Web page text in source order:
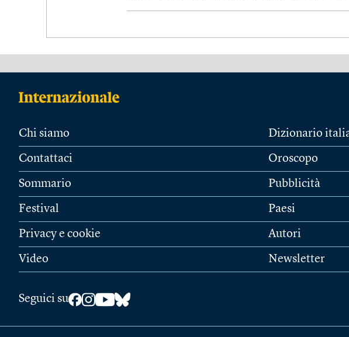
Chi siamo
Contattaci
Sommario
Festival
Privacy e cookie
Video
Dizionario
Oroscopo
Pubblicità
Paesi
Autori
Newsletter
Seguici su